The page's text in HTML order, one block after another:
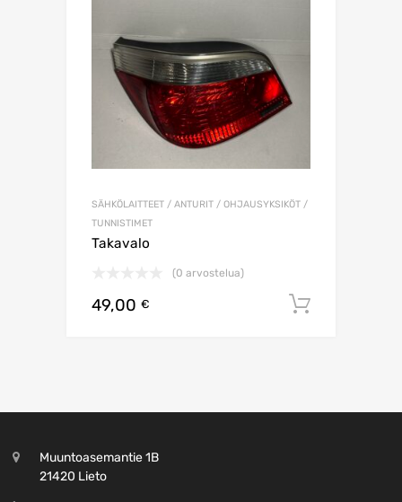
SÄHKÖLAITTEET / ANTURIT / OHJAUSYKSIKÖT /
TUNNISTIMET
Takavalo
(0 arvostelua)
49,00 €
Muuntoasemantie 1B
21420 Lieto